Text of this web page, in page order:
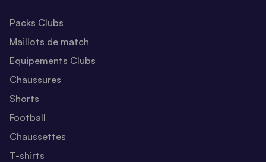
Packs Clubs
Maillots de match
Equipements Clubs
Chaussures
Shorts
Football
Chaussettes
T-shirts